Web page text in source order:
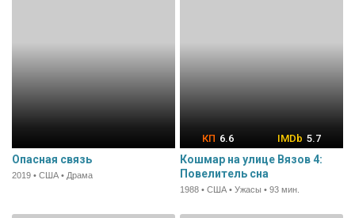
Опасная связь
2019 • США • Драма
6.6 5.7
Кошмар на улице Вязов 4:
Повелитель сна
1988 • США • Ужасы • 93 мин.